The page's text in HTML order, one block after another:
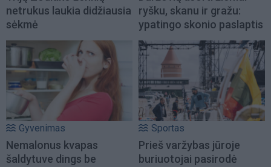
netrukus laukia didžiausia
sėkmė
ryšku, skanu ir gražu:
ypatingo skonio paslaptis
Gyvenimas
Nemalonus kvapas
šaldytuve dings be
Sportas
Prieš varžybas jūroje
buriuotojai pasirodė